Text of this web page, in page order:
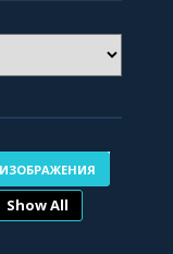
ИЗОБРАЖЕНИЯ
Show All